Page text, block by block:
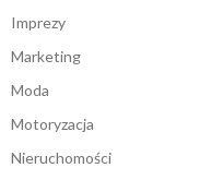
Imprezy
Marketing
Moda
Motoryzacja
Nieruchomości